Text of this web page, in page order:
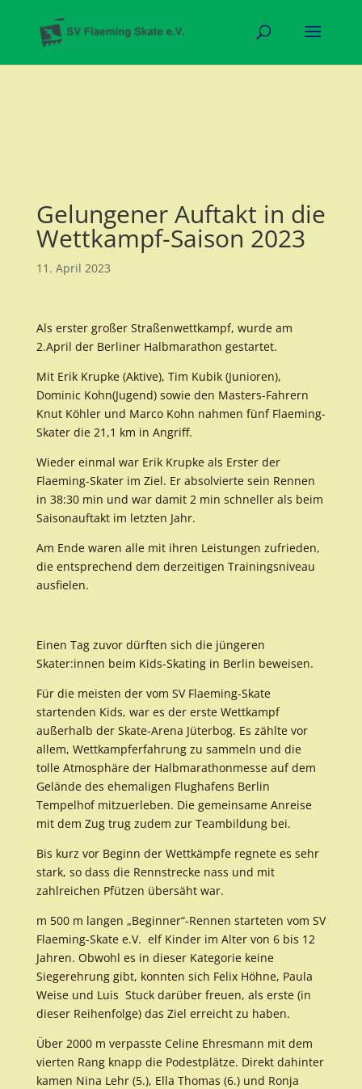
Gelungener Auftakt in die
Wettkampf-Saison 2023
11. April 2023
Als erster großer Straßenwettkampf, wurde am
2.April der Berliner Halbmarathon gestartet.
Mit Erik Krupke (Aktive), Tim Kubik (Junioren),
Dominic Kohn(Jugend) sowie den Masters-Fahrern
Knut Köhler und Marco Kohn nahmen fünf Flaeming-
Skater die 21,1 km in Angriff.
Wieder einmal war Erik Krupke als Erster der
Flaeming-Skater im Ziel. Er absolvierte sein Rennen
in 38:30 min und war damit 2 min schneller als beim
Saisonauftakt im letzten Jahr.
Am Ende waren alle mit ihren Leistungen zufrieden,
die entsprechend dem derzeitigen Trainingsniveau
ausfielen.
Einen Tag zuvor dürften sich die jüngeren
Skater:innen beim Kids-Skating in Berlin beweisen.
Für die meisten der vom SV Flaeming-Skate
startenden Kids, war es der erste Wettkampf
außerhalb der Skate-Arena Jüterbog. Es zählte vor
allem, Wettkampferfahrung zu sammeln und die
tolle Atmosphäre der Halbmarathonmesse auf dem
Gelände des ehemaligen Flughafens Berlin
Tempelhof mitzuerleben. Die gemeinsame Anreise
mit dem Zug trug zudem zur Teambildung bei.
Bis kurz vor Beginn der Wettkämpfe regnete es sehr
stark, so dass die Rennstrecke nass und mit
zahlreichen Pfützen übersäht war.
m 500 m langen „Beginner“-Rennen starteten vom SV
Flaeming-Skate e.V. elf Kinder im Alter von 6 bis 12
Jahren. Obwohl es in dieser Kategorie keine
Siegerehrung gibt, konnten sich Felix Höhne, Paula
Weise und Luis Stuck darüber freuen, als erste (in
dieser Reihenfolge) das Ziel erreicht zu haben.
Über 2000 m verpasste Celine Ehresmann mit dem
vierten Rang knapp die Podestplätze. Direkt dahinter
kamen Nina Lehr (5.), Ella Thomas (6.) und Ronja